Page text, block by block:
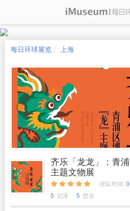
每日环球展览 上海
齐乐「龙龙」：青
主题文物展
排队时间 0
5 记录 5 想去